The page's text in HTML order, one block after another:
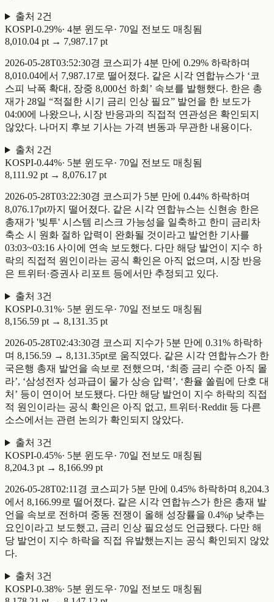
출처 2건
KOSPI-0.29%· 4분 윈도우· 70일 전 보도 매칭됨
8,010.04 pt → 7,987.17 pt
2026-05-28T03:52:30경 코스피가 4분 만에 0.29% 하락하며
8,010.04에서 7,987.17로 떨어졌다. 같은 시각 연합뉴스가 ‘코
스피 낙폭 확대, 장중 8,000선 하회’ 속보를 발행했다. 한은 총
재가 28일 “적절한 시기 금리 인상 필요” 발언을 한 보도가
04:00에 나왔으나, 시장 반응과의 직접적 연관성은 확인되지
않았다. 나머지 후보 기사는 가격 변동과 무관한 내용이다.
출처 2건
KOSPI-0.44%· 5분 윈도우· 70일 전 보도 매칭됨
8,111.92 pt → 8,076.17 pt
2026-05-28T03:22:30경 코스피가 5분 만에 0.44% 하락하며
8,076.17pt까지 떨어졌다. 같은 시각 연합뉴스는 신현송 한은
총재가 '빚투' 시스템 리스크 가능성을 일축하고 한미 금리차
축소 시 원화 절하 압력이 완화될 것이라고 발언한 기사를
03:03~03:16 사이에 연속 보도했다. 다만 해당 발언이 지수 하
락의 직접적 원인이라는 공식 확인은 아직 없으며, 시장 반응
은 트위터·증권사 리포트 등에서만 추정되고 있다.
출처 3건
KOSPI-0.31%· 5분 윈도우· 70일 전 보도 매칭됨
8,156.59 pt → 8,131.35 pt
2026-05-28T02:43:30경 코스피 지수가 5분 만에 0.31% 하락하
며 8,156.59 → 8,131.35pt로 움직였다. 같은 시각 연합뉴스가 한
국은행 총재 발언을 속보로 전했으며, ‘최종 금리 수준 아직 몰
라’, ‘삼성전자 성과급이 물가 상승 압력’, ‘환율 쏠림에 단호 대
처’ 등이 연이어 보도됐다. 다만 해당 발언이 지수 하락의 직접
적 원인이라는 공식 확인은 아직 없고, 트위터·Reddit 등 다른
소스에서는 관련 논의가 확인되지 않았다.
출처 3건
KOSPI-0.45%· 5분 윈도우· 70일 전 보도 매칭됨
8,204.3 pt → 8,166.99 pt
2026-05-28T02:11경 코스피가 5분 만에 0.45% 하락하며 8,204.3
에서 8,166.99로 떨어졌다. 같은 시각 연합뉴스가 한은 총재 발
언을 속보로 전하며 중동 전쟁이 올해 성장률을 0.4%p 낮추는
요인이라고 보도했고, 금리 인상 필요성도 언급됐다. 다만 해
당 발언이 지수 하락을 직접 유발했는지는 공식 확인되지 않았
다.
출처 3건
KOSPI-0.38%· 5분 윈도우· 70일 전 보도 매칭됨